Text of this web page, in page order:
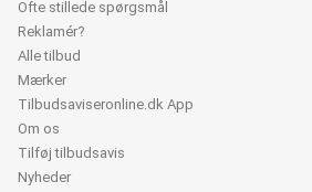
Ofte stillede spørgsmål
Reklamér?
Alle tilbud
Mærker
Tilbudsaviseronline.dk App
Om os
Tilføj tilbudsavis
Nyheder